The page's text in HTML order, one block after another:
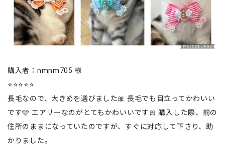
購入者：nmnm705 様
⭐⭐⭐⭐⭐
長毛なので、大きめを選びました🎀 長毛でも目立ってかわいい
です🩷 エアリーなのがとてもかわいいです🎀 購入した際、前の
住所のままになっていたのですが、すぐに対応して下さり、助
かりました。